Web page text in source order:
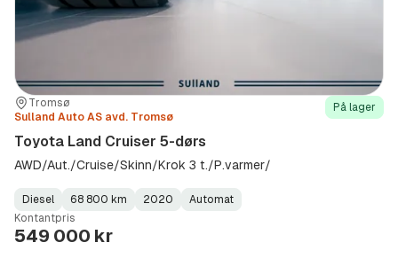
Sted:Tromsø
Forhandler:
Sulland Auto AS avd. Tromsø
På lager
Toyota Land Cruiser 5-dørs
AWD/Aut./Cruise/Skinn/Krok 3 t./P.varmer/
Fuel
Type:
Diesel
Kilometerstand:
68 800 km
Model
Year:
2020
Gearbox
Type:
Automat
Kontantpris
549 000 kr